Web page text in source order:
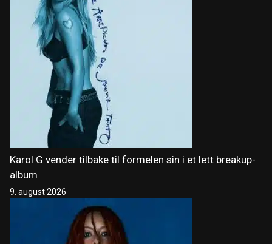
Karol G vender tilbake til formelen sin i et lett breakup-
album
9. august 2026